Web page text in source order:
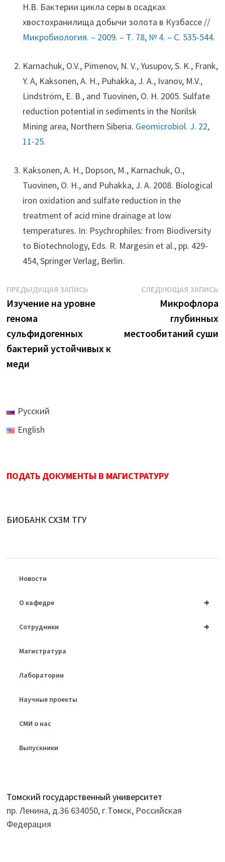
Н.В. Бактерии цикла серы в осадках
хвостохранилища добычи золота в Кузбассе //
Микробиология. – 2009. – Т. 78, № 4. – С. 535-544.
Karnachuk, O.V., Pimenov, N. V., Yusupov, S. K., Frank,
Y. A, Kaksonen, A. H., Puhakka, J. A., Ivanov, M.V.,
Lindström, E. B., and Tuovinen, O. H. 2005. Sulfate
reduction potential in sediments in the Norilsk
Mining area, Northern Siberia. Geomicrobiol. J. 22,
11-25.
Kaksonen, A. H., Dopson, M., Karnachuk, O.,
Tuovinen, O. H., and Puhakka, J. A. 2008. Biological
iron oxidation and sulfate reduction in the
treatment of acid mine drainage at low
temperatures. In: Psychrophiles: from Biodiversity
to Biotechnology, Eds. R. Margesin et al., pp. 429-
454, Springer Verlag, Berlin.
Навигация
по
записям
ПРЕДЫДУЩАЯ ЗАПИСЬ
запись:
Изучение на уровне
генома
сульфидогенных
бактерий устойчивых к
меди
СЛЕДУЮЩАЯ ЗАПИСЬ
Микрофлора
глубинных
местообитаний суши
Русский
English
ПОДАТЬ ДОКУМЕНТЫ В МАГИСТРАТУРУ
БИОБАНК СХЗМ ТГУ
Новости
+
О кафедре
+
Сотрудники
Магистратура
Лаборатории
Научные проекты
СМИ о нас
Выпускники
Томский государственный университет
пр. Ленина, д.36 634050, г.Томск, Российская
Федерация